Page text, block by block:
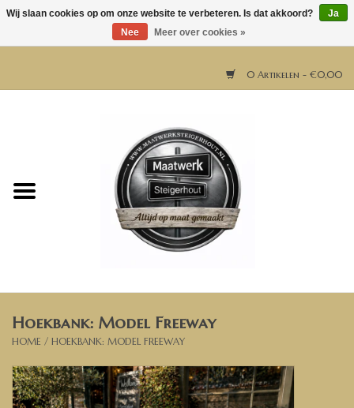
0 Artikelen - €0,00
Horeca meubels
Bartafels
Banken, stoelen &
(Bar)krukken
Hoekbank: Model Freeway
HOME / HOEKBANK: MODEL FREEWAY
Wij slaan cookies op om onze website te verbeteren. Is dat akkoord?
Ja
Nee
Meer over cookies »